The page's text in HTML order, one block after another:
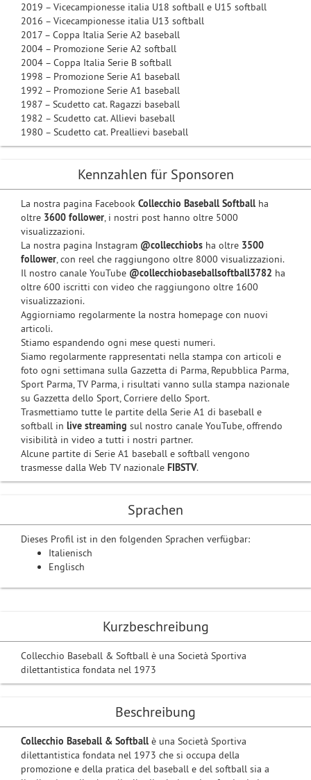
Kurzbeschreibung
Collecchio Baseball & Softball è una Società Sportiva
dilettantistica fondata nel 1973
Beschreibung
Collecchio Baseball & Softball è una Società Sportiva
dilettantistica fondata nel 1973 che si occupa della
promozione e della pratica del baseball e del softball sia a
2019 – Vicecampionesse italia U18 softball e U15 softball
2016 – Vicecampionesse italia U13 softball
2017 – Coppa Italia Serie A2 baseball
2004 – Promozione Serie A2 softball
2004 – Coppa Italia Serie B softball
1998 – Promozione Serie A1 baseball
1992 – Promozione Serie A1 baseball
1987 – Scudetto cat. Ragazzi baseball
1982 – Scudetto cat. Allievi baseball
1980 – Scudetto cat. Preallievi baseball
Kennzahlen für Sponsoren
La nostra pagina Facebook Collecchio Baseball Softball ha
oltre 3600 follower, i nostri post hanno oltre 5000
visualizzazioni.
La nostra pagina Instagram @collecchiobs ha oltre 3500
follower, con reel che raggiungono oltre 8000 visualizzazioni.
Il nostro canale YouTube @collecchiobaseballsoftball3782 ha
oltre 600 iscritti con video che raggiungono oltre 1600
visualizzazioni.
Aggiorniamo regolarmente la nostra homepage con nuovi
articoli.
Stiamo espandendo ogni mese questi numeri.
Siamo regolarmente rappresentati nella stampa con articoli e
foto ogni settimana sulla Gazzetta di Parma, Repubblica Parma,
Sport Parma, TV Parma, i risultati vanno sulla stampa nazionale
su Gazzetta dello Sport, Corriere dello Sport.
Trasmettiamo tutte le partite della Serie A1 di baseball e
softball in live streaming sul nostro canale YouTube, offrendo
visibilità in video a tutti i nostri partner.
Alcune partite di Serie A1 baseball e softball vengono
trasmesse dalla Web TV nazionale FIBSTV.
Sprachen
Dieses Profil ist in den folgenden Sprachen verfügbar:
Italienisch
Englisch